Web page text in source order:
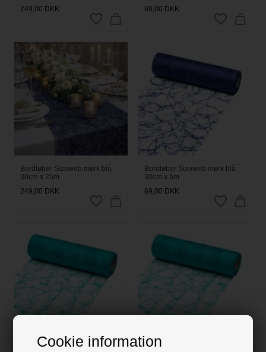
Cookie information
249,00 DKK
69,00 DKK
Bordløber Sizoweb mørk blå
30cm x 25m
249,00 DKK
Bordløber Sizoweb mørk blå
30cm x 5m
69,00 DKK